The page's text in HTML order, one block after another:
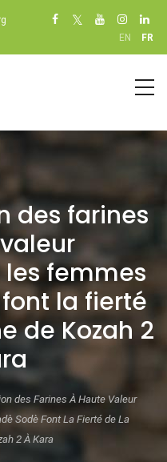
Social
(dot NOT
EN FR
des farines
femmes
la fierté
de Kozah 2
des Farines À Haute Valeur
Sodè Font La Fierté de La
2 À Kara